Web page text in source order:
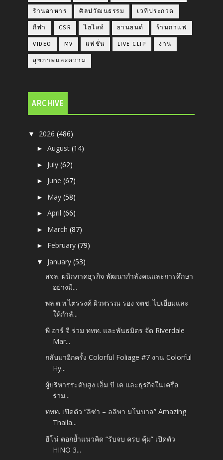
ร้านอาหาร ศิลปวัฒนธรรม เวทีประกวด
กีฬา CSR ไฮไลท์ ยานยนต์ ร้านกาแฟ
VIDEO MV แฟชั่น LIVE CLIP งาน
สุขภาพและความ
ARCHIVE
▼ 2026(486)
►August(14)
► July(62)
► June(67)
► May(58)
►April(66)
► March(87)
► February(79)
▼ January(53)
สจล. ผนึกภาคธุรกิจ พัฒนากำลังคนและการศึกษา
อย่างมื...
พล.ต.ท.ไตรรงค์ ผิวพรรณ รอง จตช. ไปเยี่ยมและ
ให้กำลั...
พี อาร์ จี ร่วม ททท. และพันธมิตร จัด Riverdale
Mar...
กลับมาอีกครั้ง Colorful Foliage #7 งาน Colorful
Hy...
ผู้บริหารระดับสูง เอ็ม บี เค และธุรกิจในเครือ
ร่วม...
ททท. เปิดตัว “ลิซ่า – ลลิษา มโนบาล” Amazing
Thaila...
ฮีโน่ ตอกย้ำแนวคิด “รับจบ ครบ คุ้ม” เปิดตัว
HINO 3...